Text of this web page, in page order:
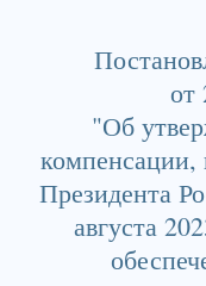
от
"Об
компенсации,
Президента
августа